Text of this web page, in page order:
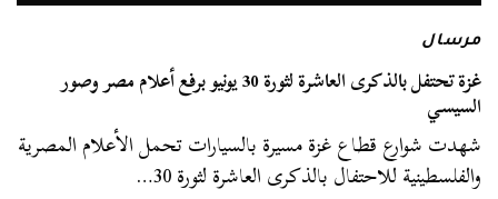
مرسال
غزة تحتفل بالذكرى العاشرة لثورة 30 يونيو برفع أعلام مصر وصور
السيسي
شهدت شوارع قطاع غزة مسيرة بالسيارات تحمل الأعلام المصرية
والفلسطينية للاحتفال بالذكرى العاشرة لثورة 30…